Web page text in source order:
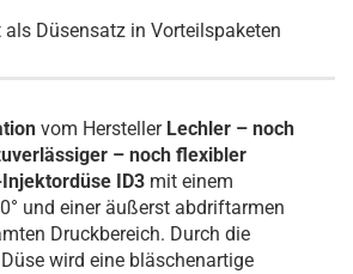
als Düsensatz in Vorteilspaketen
vom Hersteller Lechler – noch
– noch flexibler
ID3 mit einem
und einer äußerst abdriftarmen
Druckbereich. Durch die
wird eine bläschenartige